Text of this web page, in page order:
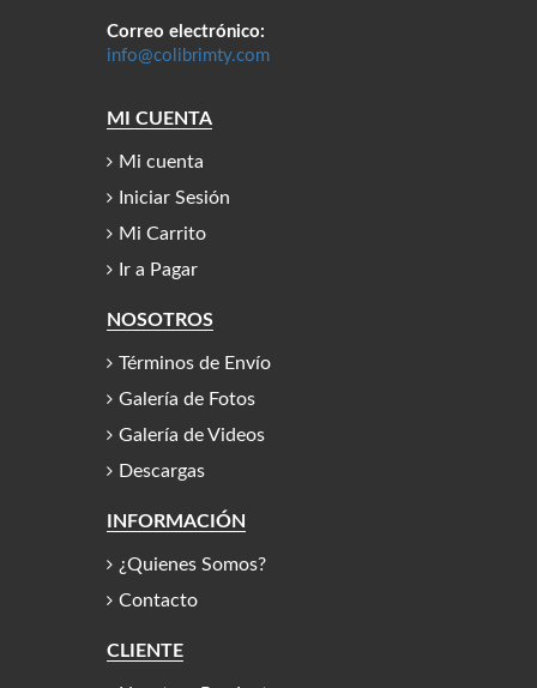
Correo electrónico:
info@colibrimty.com
MI CUENTA
Mi cuenta
Iniciar Sesión
Mi Carrito
Ir a Pagar
NOSOTROS
Términos de Envío
Galería de Fotos
Galería de Videos
Descargas
INFORMACIÓN
¿Quienes Somos?
Contacto
CLIENTE